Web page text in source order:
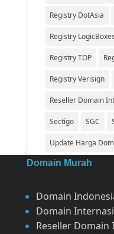
Registry DotAsia
Registry LogicBoxes
Registry TOP
Registry Verisign
Reseller Domain
Sectigo SGC
Update Harga
Domain Murah
Domain
Domain
Reseller Domain